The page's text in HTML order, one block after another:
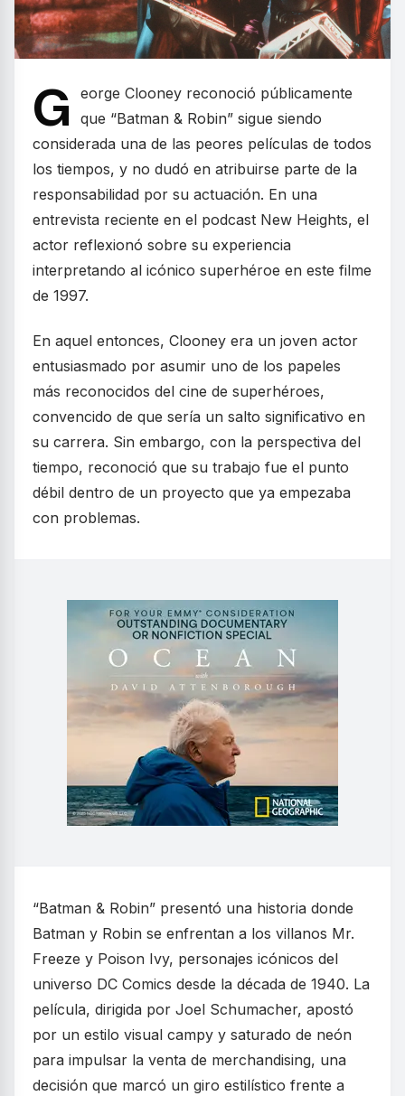
G
eorge Clooney reconoció públicamente
que “Batman & Robin” sigue siendo
considerada una de las peores películas de todos
los tiempos, y no dudó en atribuirse parte de la
responsabilidad por su actuación. En una
entrevista reciente en el podcast New Heights, el
actor reflexionó sobre su experiencia
interpretando al icónico superhéroe en este filme
de 1997.
En aquel entonces, Clooney era un joven actor
entusiasmado por asumir uno de los papeles
más reconocidos del cine de superhéroes,
convencido de que sería un salto significativo en
su carrera. Sin embargo, con la perspectiva del
tiempo, reconoció que su trabajo fue el punto
débil dentro de un proyecto que ya empezaba
con problemas.
“Batman & Robin” presentó una historia donde
Batman y Robin se enfrentan a los villanos Mr.
Freeze y Poison Ivy, personajes icónicos del
universo DC Comics desde la década de 1940. La
película, dirigida por Joel Schumacher, apostó
por un estilo visual campy y saturado de neón
para impulsar la venta de merchandising, una
decisión que marcó un giro estilístico frente a